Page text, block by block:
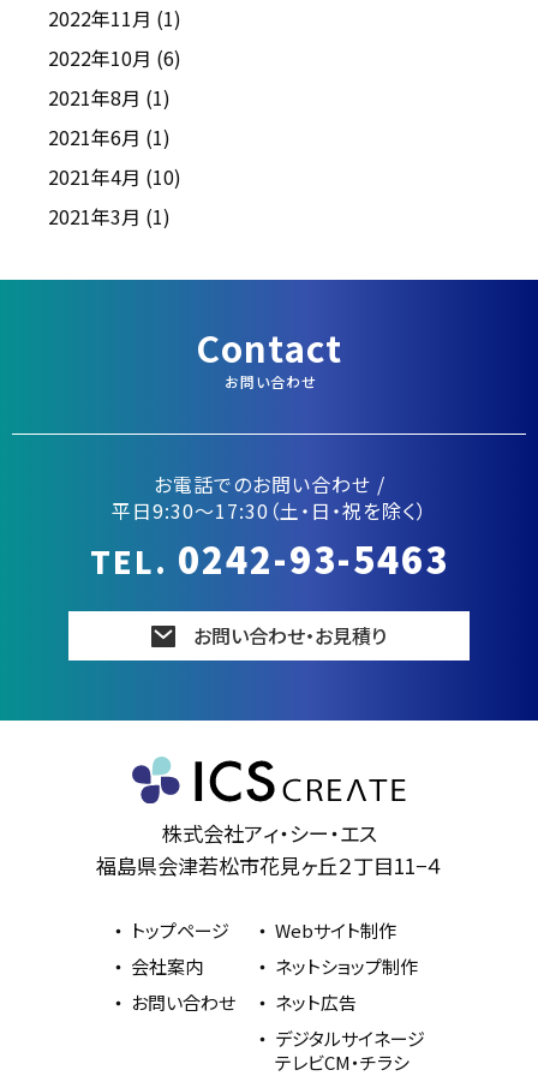
2022年11月 (1)
2022年10月 (6)
2021年8月 (1)
2021年6月 (1)
2021年4月 (10)
2021年3月 (1)
Contact
お問い合わせ
お電話でのお問い合わせ /
平日9:30〜17:30（土・日・祝を除く）
TEL. 0242-93-5463
お問い合わせ・お見積り
株式会社アィ・シー・エス
福島県会津若松市花見ヶ丘２丁目11−４
トップページ
会社案内
お問い合わせ
Webサイト制作
ネットショップ制作
ネット広告
デジタルサイネージ
テレビCM・チラシ